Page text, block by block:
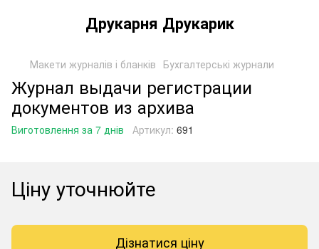
Друкарня Друкарик
Макети журналів і бланків Бухгалтерські журнали
Журнал выдачи регистрации
документов из архива
Виготовлення за 7 днів Артикул: 691
Ціну уточнюйте
Дізнатися ціну